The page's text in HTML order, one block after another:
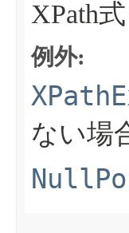
XPath
例外:
ない場